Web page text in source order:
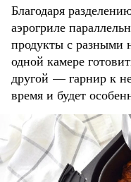
Благодаря
аэрогриле
продукты с разными
одной камере
другой — гарнир к
время и будет